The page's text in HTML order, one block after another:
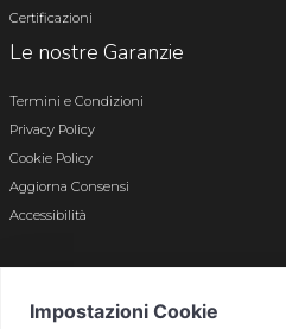
Certificazioni
Le nostre Garanzie
Termini e Condizioni
Privacy Policy
Cookie Policy
Aggiorna Consensi
Accessibilità